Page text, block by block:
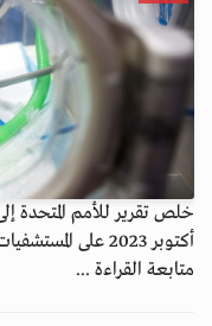
خلص تقرير للأمم المتحدة
أكتوبر 2023 على المستشفيات ومحيطها في قطاع غزة أدت إلى ت...
متابعة القراءة ...